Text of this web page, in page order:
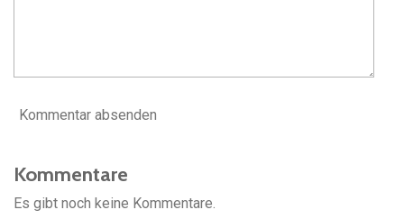
Kommentar absenden
Kommentare
Es gibt noch keine Kommentare.